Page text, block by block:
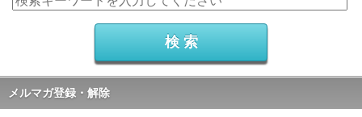
メルマガ登録・解除